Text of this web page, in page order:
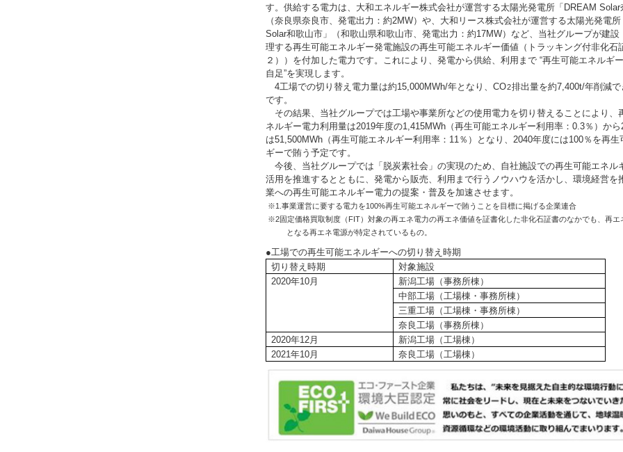
す。供給する電力は、大和エネルギー株式会社が運営する太陽光発電所「DREAM Solar
（奈良県奈良市、発電出力：約2MW）や、大和リース株式会社が運営する太陽光発電
Solar和歌山市」（和歌山県和歌山市、発電出力：約17MW）など、当社グループが建設
理する再生可能エネルギー発電施設の再生可能エネルギー価値（トラッキング付非化
２））を付加した電力です。これにより、発電から供給、利用まで “再生可能エネルギ
自足”を実現します。
4工場での切り替え電力量は約15,000MWh/年となり、CO2排出量を約7,400t/年削減
です。
その結果、当社グループでは工場や事業所などの使用電力を切り替えることにより、
ネルギー電力利用量は2019年度の1,415MWh（再生可能エネルギー利用率：0.3％）か
は51,500MWh（再生可能エネルギー利用率：11％）となり、2040年度には100％を再生
ギーで賄う予定です。
今後、当社グループでは「脱炭素社会」の実現のため、自社施設での再生可能エネル
活用を推進するとともに、発電から販売、利用まで行うノウハウを活かし、環境経営を
業への再生可能エネルギー電力の提案・普及を加速させます。
※1.事業運営に要する電力を100%再生可能エネルギーで賄うことを目標に掲げる企業連合
※2固定価格買取制度（FIT）対象の再エネ電力の再エネ価値を証書化した非化石証書のなかでも、再エ
となる再エネ電源が特定されているもの。
●工場での再生可能エネルギーへの切り替え時期
切り替え時期
対象施設
2020年10月
新潟工場（事務所棟）
中部工場（工場棟・事務所棟）
三重工場（工場棟・事務所棟）
奈良工場（事務所棟）
2020年12月
新潟工場（工場棟）
2021年10月
奈良工場（工場棟）